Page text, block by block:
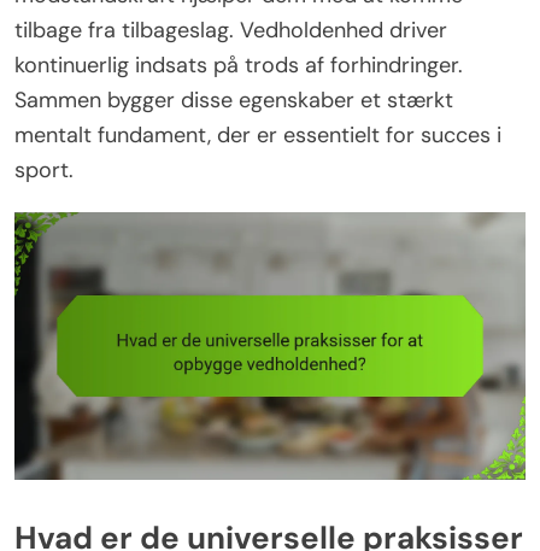
tilbage fra tilbageslag. Vedholdenhed driver
kontinuerlig indsats på trods af forhindringer.
Sammen bygger disse egenskaber et stærkt
mentalt fundament, der er essentielt for succes i
sport.
Hvad er de universelle praksisser